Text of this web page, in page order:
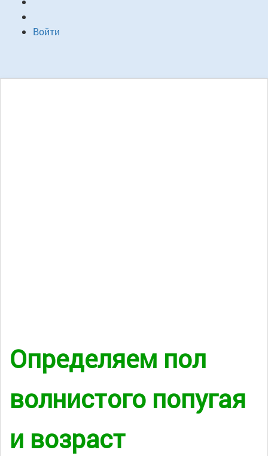
Войти
Определяем пол
волнистого попугая
и возраст